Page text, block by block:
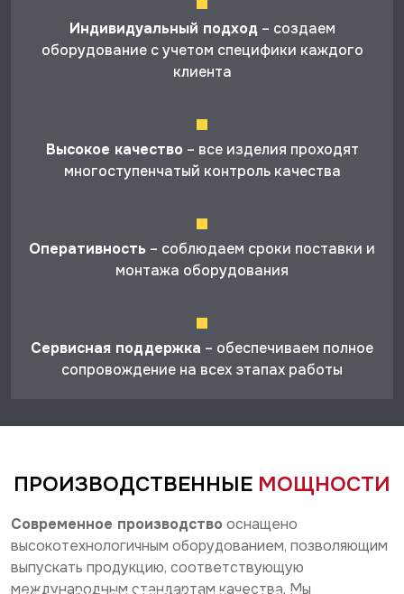
Индивидуальный подход– создаем
оборудование с учетом специфики каждого
клиента
Высокое качество– все изделия проходят
многоступенчатый контроль качества
Оперативность – соблюдаем сроки поставки и
монтажа оборудования
Сервисная поддержка – обеспечиваем полное
сопровождение на всех этапах работы
ПРОИЗВОДСТВЕННЫЕ МОЩНОСТИ
Современное производствооснащено
высокотехнологичным оборудованием, позволяющим
выпускать продукцию, соответствующую
международным стандартам качества. Мы